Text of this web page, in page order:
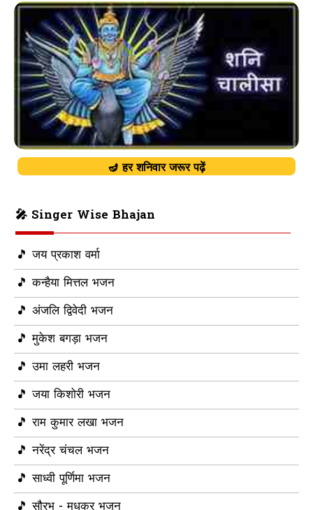
🪔 हर शनिवार जरूर पढ़ें
🎤 Singer Wise Bhajan
🎵 जय प्रकाश वर्मा
🎵 कन्हैया मित्तल भजन
🎵 अंजलि द्विवेदी भजन
🎵 मुकेश बगड़ा भजन
🎵 उमा लहरी भजन
🎵 जया किशोरी भजन
🎵 राम कुमार लखा भजन
🎵 नरेंद्र चंचल भजन
🎵 साध्वी पूर्णिमा भजन